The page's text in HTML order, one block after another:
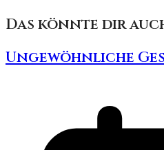
Das könnte dir
Ungewöhnliche